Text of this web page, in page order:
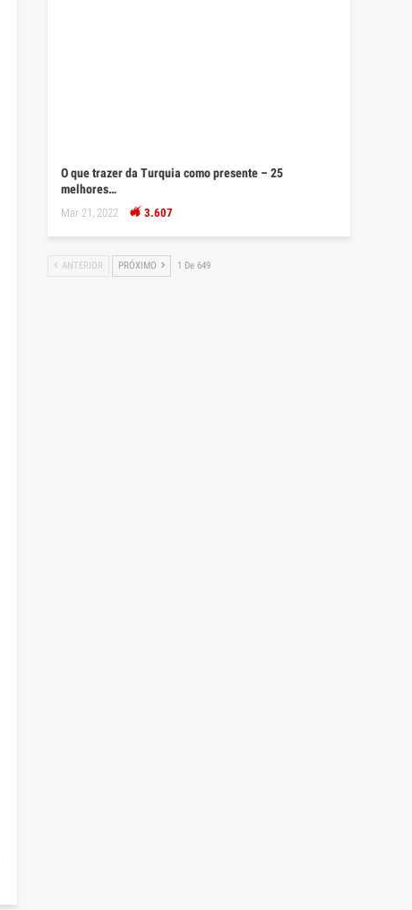
O que trazer da Turquia como presente – 25
melhores…
Mar 21, 2022 3.607
ANTERIOR PRÓXIMO 1 De 649